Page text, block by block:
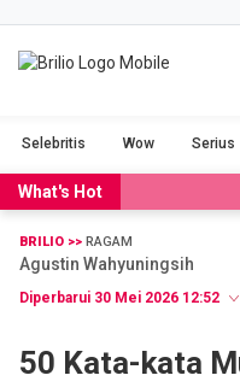
Selebritis Wow Serius
CINTA
OLAHRAGA
What's Hot
BRILIO >> RAGAM
Agustin Wahyuningsih
Diperbarui 30 Mei 2026 12:52
50 Kata-kata